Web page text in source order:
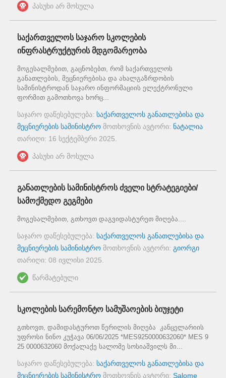
პასუხი არ მოსულა
საქართველოს საჯარო სკოლების
ინფრასტრუქტურის მდგომარეობა
მოგესალმებით, გაცნობებთ, რომ საქართველოს
განათლების, მეცნიერებისა და ახალგაზრდობის
სამინისტროდან საჯარო ინფორმაციის ელექტრონული
ფორმით გამოთხოვა ხორც...
საჯარო დაწესებულება: საქართველოს განათლებისა და
მეცნიერების სამინისტრო მოთხოვნის ავტორი: ნატალია
თარიღი: 16 სექტემბერი 2025
პასუხი არ მოსულა
განათლების სამინისტროს ძველი სტრატეგიები/
სამოქმედო გეგმები
მოგესალმებით, გთხოვთ დაგვიდასტურეთ მიღება....
საჯარო დაწესებულება: საქართველოს განათლებისა და
მეცნიერების სამინისტრო მოთხოვნის ავტორი: გიორგი
თარიღი: 08 ივლისი 2025
წარმატებული
სკოლების სარემონტო სამუშაოების ბიუჯეტი
გთხოვთ, დამიდასტუროთ წერილის მიღება კანცელარიის
უფროსი ნინო კუჭავა 06/06/2025 *MES9250000632060* MES 9
25 0000632060 მოქალაქე სალომე სოსიაშვილს მი...
საჯარო დაწესებულება: საქართველოს განათლებისა და
მეცნიერების სამინისტრო მოთხოვნის ავტორი: Salome